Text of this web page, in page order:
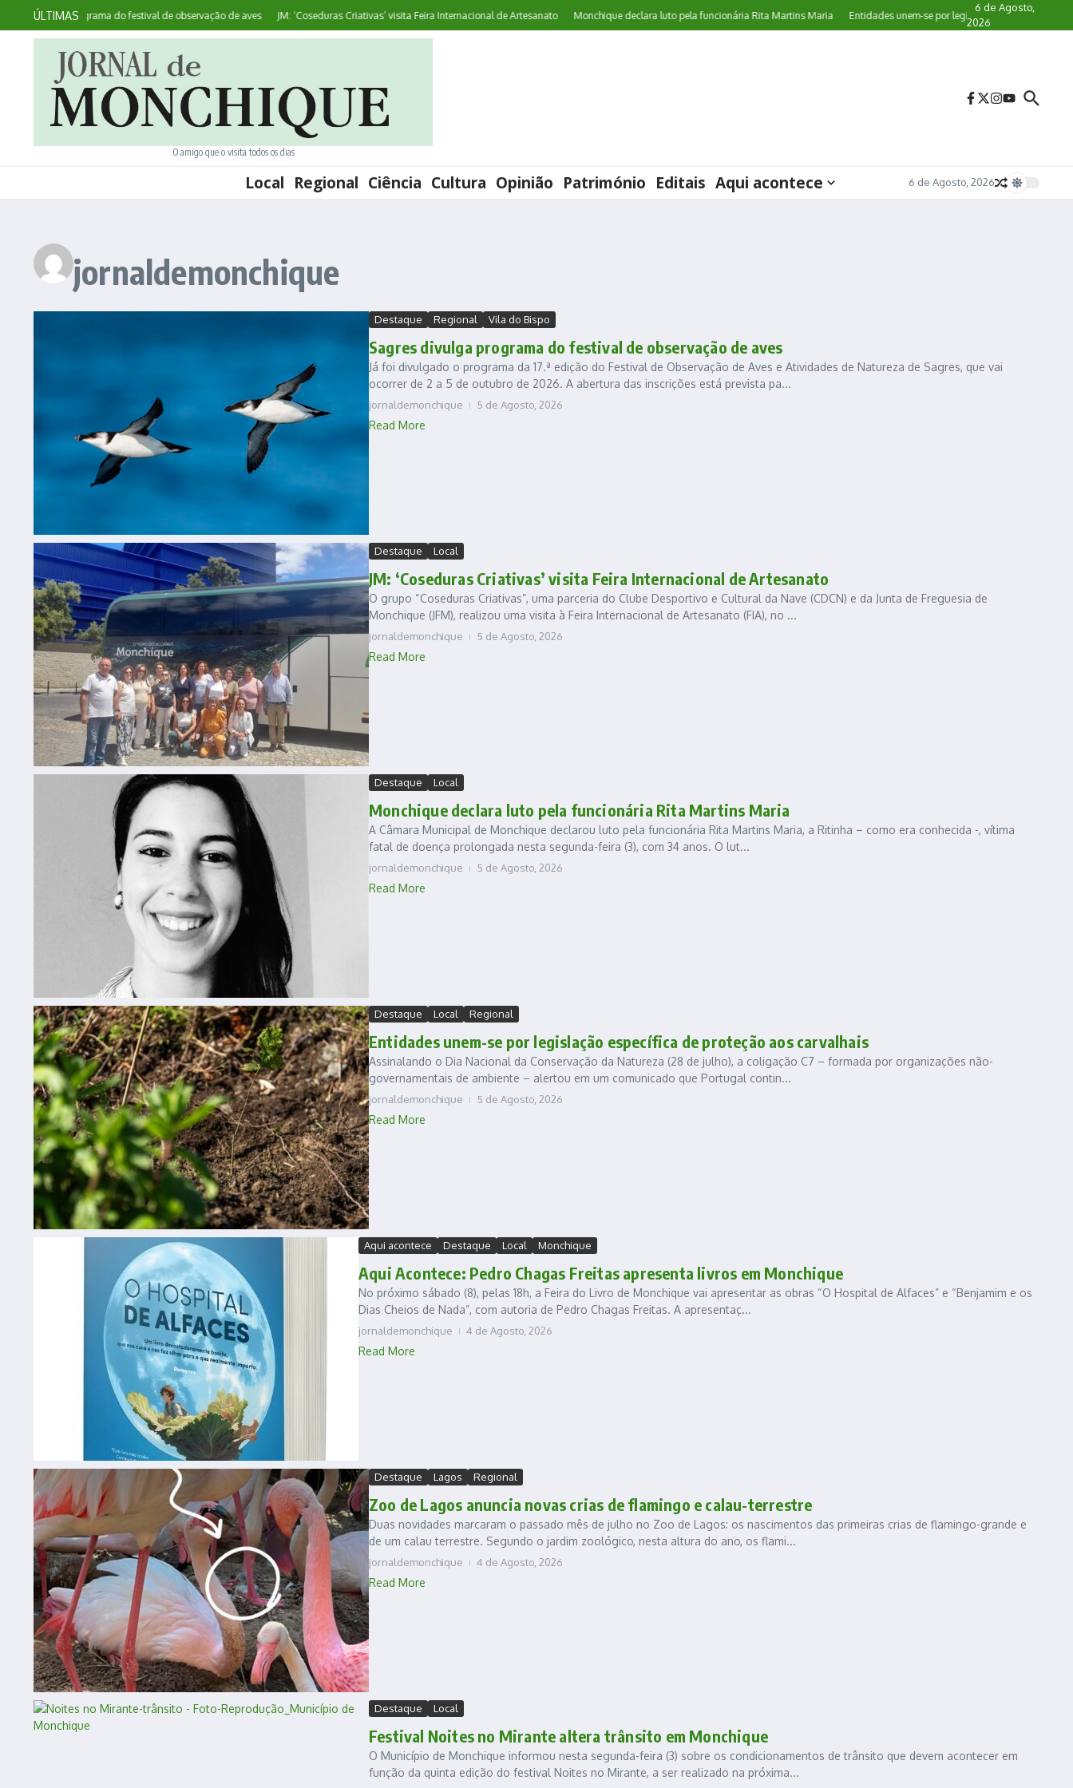
Ir para o conteúdo
ÚLTIMAS
divulga programa do festival de observação de aves JM: ‘Coseduras Criativas’ visita Feira Internacional de Artesanato Monchique declara luto pela funcionária Rita Martins Maria Entidades unem-se por legislação específica de
6 de Agosto,
2026
O amigo que o visita todos os dias
Local Regional Ciência Cultura Opinião Património Editais Aqui acontece 6 de Agosto, 2026
jornaldemonchique
Destaque Regional Vila do Bispo
Sagres divulga programa do festival de observação de aves
Já foi divulgado o programa da 17.ª edição do Festival de Observação de Aves e Atividades de Natureza de Sagres, que vai
ocorrer de 2 a 5 de outubro de 2026. A abertura das inscrições está prevista pa...
jornaldemonchique 5 de Agosto, 2026
Read More
Destaque Local
JM: ‘Coseduras Criativas’ visita Feira Internacional de Artesanato
O grupo “Coseduras Criativas”, uma parceria do Clube Desportivo e Cultural da Nave (CDCN) e da Junta de Freguesia de
Monchique (JFM), realizou uma visita à Feira Internacional de Artesanato (FIA), no ...
jornaldemonchique 5 de Agosto, 2026
Read More
Destaque Local
Monchique declara luto pela funcionária Rita Martins Maria
A Câmara Municipal de Monchique declarou luto pela funcionária Rita Martins Maria, a Ritinha – como era conhecida -, vítima
fatal de doença prolongada nesta segunda-feira (3), com 34 anos. O lut...
jornaldemonchique 5 de Agosto, 2026
Read More
Destaque Local Regional
Entidades unem-se por legislação específica de proteção aos carvalhais
Assinalando o Dia Nacional da Conservação da Natureza (28 de julho), a coligação C7 – formada por organizações não-
governamentais de ambiente – alertou em um comunicado que Portugal contin...
jornaldemonchique 5 de Agosto, 2026
Read More
Aqui acontece Destaque Local Monchique
Aqui Acontece: Pedro Chagas Freitas apresenta livros em Monchique
No próximo sábado (8), pelas 18h, a Feira do Livro de Monchique vai apresentar as obras “O Hospital de Alfaces” e “Benjamim e os
Dias Cheios de Nada”, com autoria de Pedro Chagas Freitas. A apresentaç...
jornaldemonchique 4 de Agosto, 2026
Read More
Destaque Lagos Regional
Zoo de Lagos anuncia novas crias de flamingo e calau-terrestre
Duas novidades marcaram o passado mês de julho no Zoo de Lagos: os nascimentos das primeiras crias de flamingo-grande e
de um calau terrestre. Segundo o jardim zoológico, nesta altura do ano, os flami...
jornaldemonchique 4 de Agosto, 2026
Read More
Destaque Local
Festival Noites no Mirante altera trânsito em Monchique
O Município de Monchique informou nesta segunda-feira (3) sobre os condicionamentos de trânsito que devem acontecer em
função da quinta edição do festival Noites no Mirante, a ser realizado na próxima...